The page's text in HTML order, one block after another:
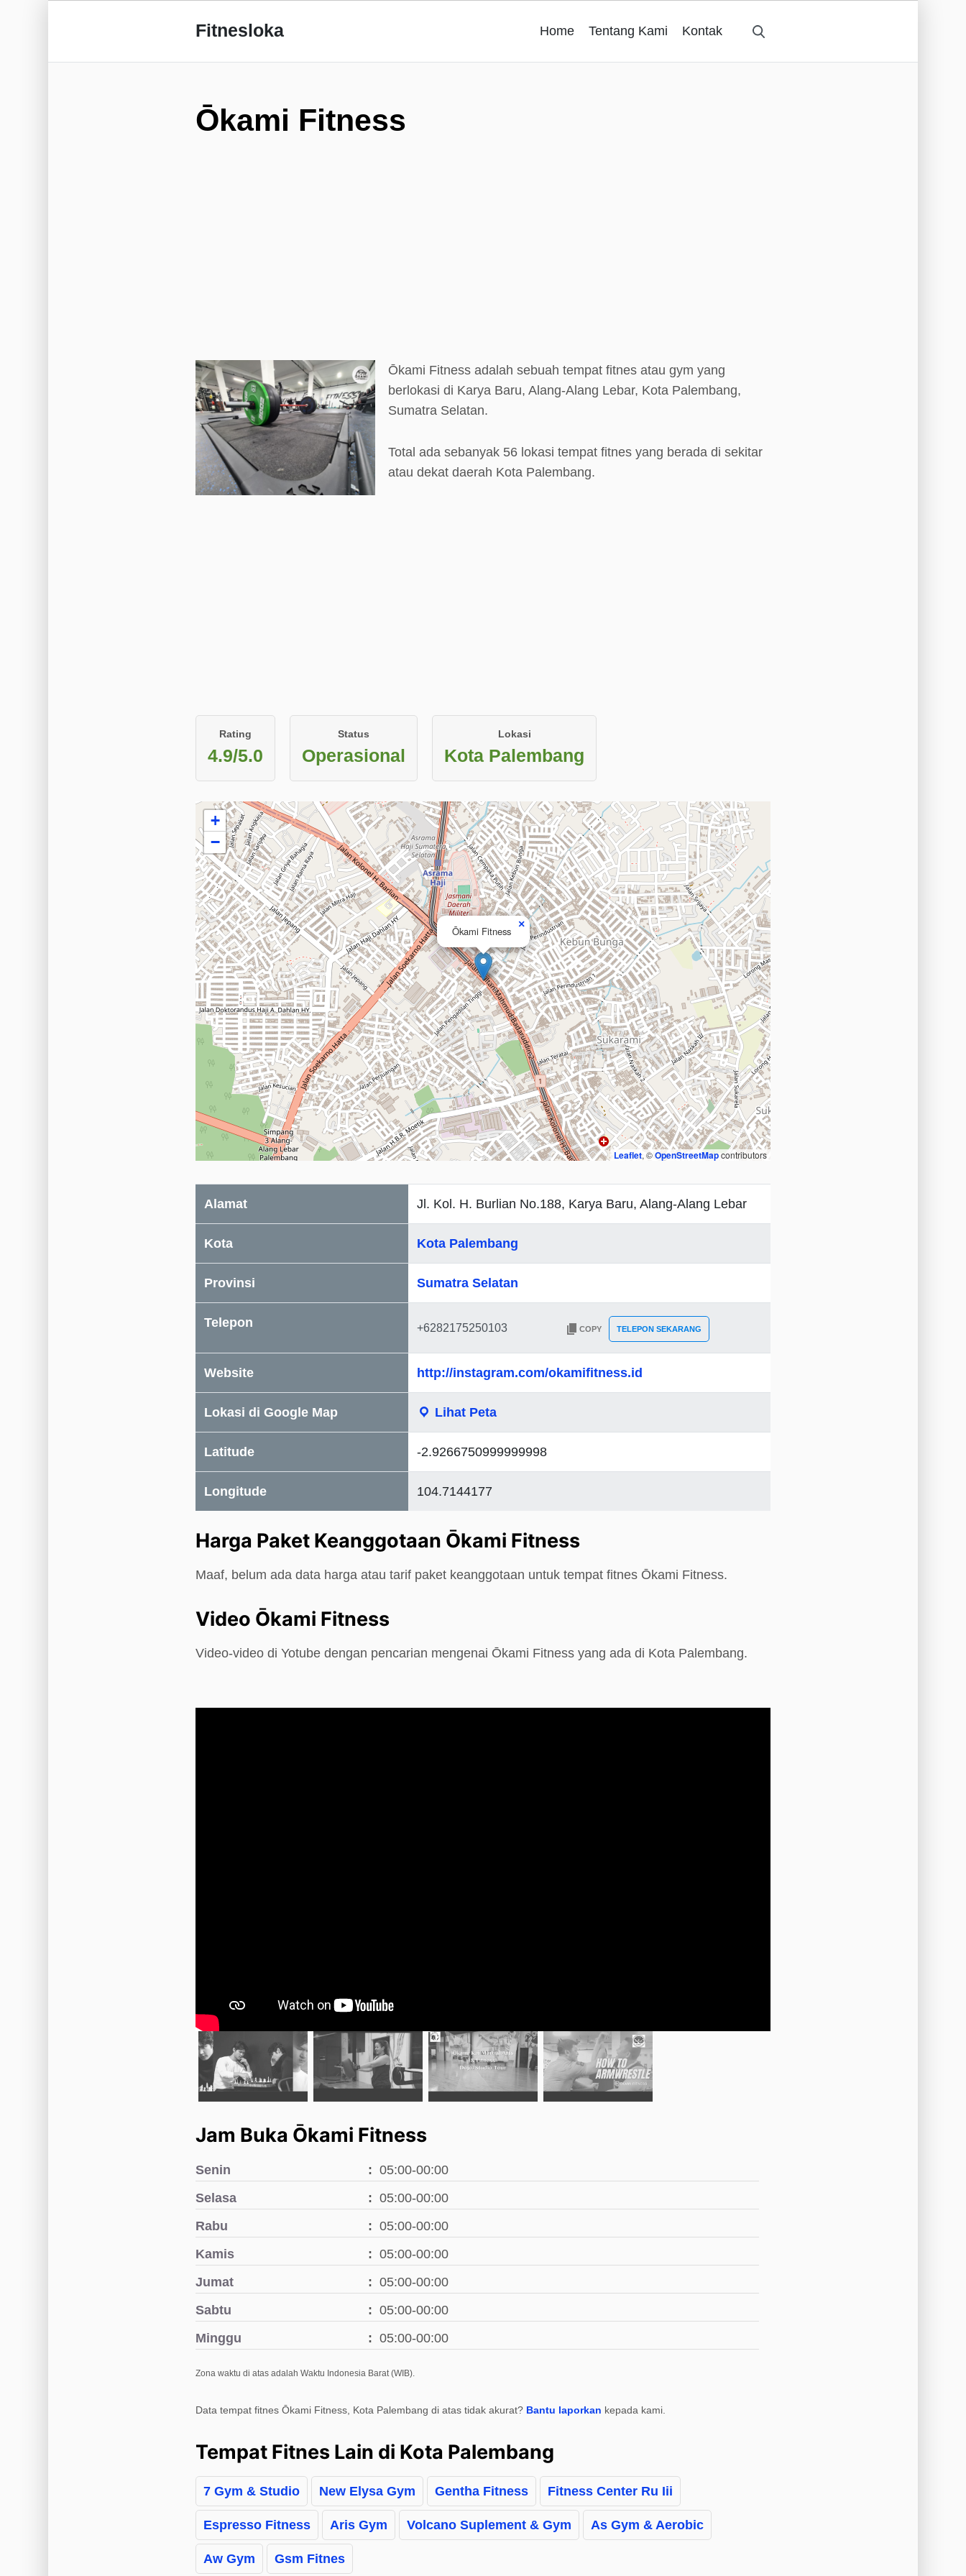
Fitnesloka Home Tentang Kami Kontak
Ōkami Fitness
Ōkami Fitness adalah sebuah tempat fitnes atau gym yang
berlokasi di Karya Baru, Alang-Alang Lebar, Kota Palembang,
Sumatra Selatan.
Total ada sebanyak 56 lokasi tempat fitnes yang berada di sekitar
atau dekat daerah Kota Palembang.
Rating
4.9/5.0
Status
Operasional
Lokasi
Kota Palembang
Ōkami Fitness
×
+
−
Leaflet, ©OpenStreetMapcontributors
Alamat Jl. Kol. H. Burlian No.188, Karya Baru, Alang-Alang Lebar
Kota Kota Palembang
Provinsi Sumatra Selatan
Telepon COPY TELEPON SEKARANG
Website http://instagram.com/okamifitness.id
Lokasi di Google Map Lihat Peta
Latitude -2.9266750999999998
Longitude 104.7144177
Harga Paket Keanggotaan Ōkami Fitness
Maaf, belum ada data harga atau tarif paket keanggotaan untuk tempat fitnes Ōkami Fitness.
Video Ōkami Fitness
Video-video di Yotube dengan pencarian mengenai Ōkami Fitness yang ada di Kota Palembang.
Jam Buka Ōkami Fitness
Senin
05:00-00:00
Selasa
05:00-00:00
Rabu
05:00-00:00
Kamis
05:00-00:00
Jumat
05:00-00:00
Sabtu
05:00-00:00
Minggu
05:00-00:00
Zona waktu di atas adalah Waktu Indonesia Barat (WIB).
Data tempat fitnes Ōkami Fitness, Kota Palembang di atas tidak akurat? Bantu laporkan kepada kami.
Tempat Fitnes Lain di Kota Palembang
7 Gym & Studio New Elysa Gym Gentha Fitness Fitness Center Ru Iii
Espresso Fitness Aris Gym Volcano Suplement & Gym As Gym & Aerobic
Aw Gym Gsm Fitnes